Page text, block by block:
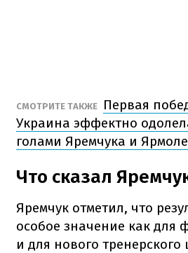
СМОТРИТЕ ТАКЖЕ
Первая
Украина эффектно
голами Яремчука и
Что сказал
Яремчук отметил, что
особое значение как для
и для нового